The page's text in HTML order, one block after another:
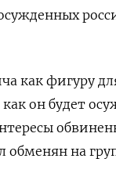
как фигуру
он будет
обменян на